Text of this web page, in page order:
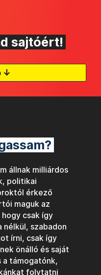
sajtóért!
↓
állnak milliárdos
politikai
érkező
maguk az
hogy csak így
nélkül, szabadon
írni, csak így
önálló és saját
a támogatónk,
folytatni